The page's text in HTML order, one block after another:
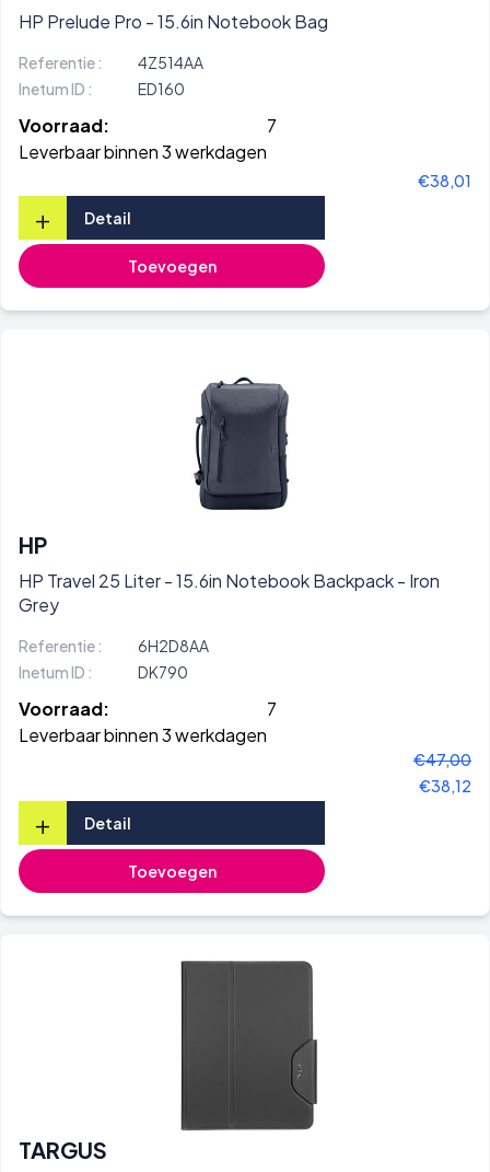
HP Prelude Pro - 15.6in Notebook Bag
Referentie :
4Z514AA
Inetum ID :
ED160
Voorraad:
7
Leverbaar binnen 3 werkdagen
€38,01
+ Detail
Toevoegen
HP
HP Travel 25 Liter - 15.6in Notebook Backpack - Iron
Grey
Referentie :
6H2D8AA
Inetum ID :
DK790
Voorraad:
7
Leverbaar binnen 3 werkdagen
€47,00
€38,12
+ Detail
Toevoegen
TARGUS